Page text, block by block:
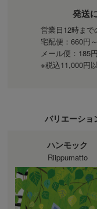
発送
営業日12時ま
宅配便：660円～
メール便：185
※税込11,000円
バリエーショ
ハンモック
Riippumatto